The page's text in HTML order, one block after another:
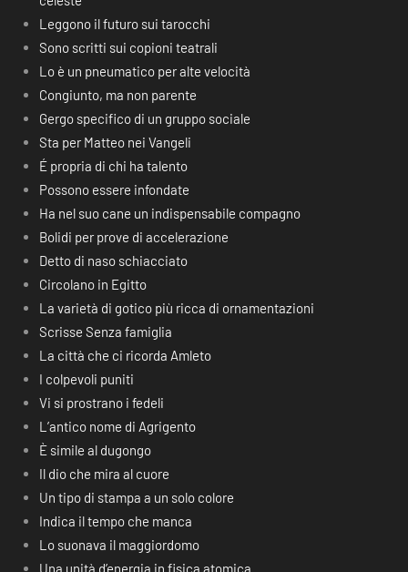
Leggono il futuro sui tarocchi
Sono scritti sui copioni teatrali
Lo è un pneumatico per alte velocità
Congiunto, ma non parente
Gergo specifico di un gruppo sociale
Sta per Matteo nei Vangeli
É propria di chi ha talento
Possono essere infondate
Ha nel suo cane un indispensabile compagno
Bolidi per prove di accelerazione
Detto di naso schiacciato
Circolano in Egitto
La varietà di gotico più ricca di ornamentazioni
Scrisse Senza famiglia
La città che ci ricorda Amleto
I colpevoli puniti
Vi si prostrano i fedeli
L’antico nome di Agrigento
È simile al dugongo
Il dio che mira al cuore
Un tipo di stampa a un solo colore
Indica il tempo che manca
Lo suonava il maggiordomo
Una unità d’energia in fisica atomica